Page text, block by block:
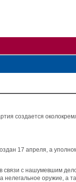
создается
17 апреля, а
с нашумевшим
оружие, а